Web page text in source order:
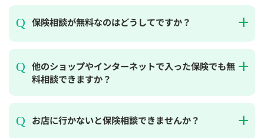
保険相談が無料なのはどうしてですか？
他のショップやインターネットで入った保険でも無
料相談できますか？
お店に行かないと保険相談できませんか？